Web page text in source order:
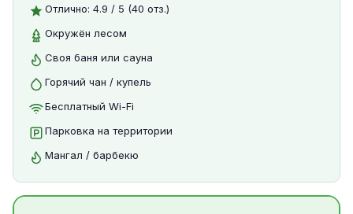
Отлично: 4.9 / 5 (40 отз.)
Окружён лесом
Своя баня или сауна
Горячий чан / купель
Бесплатный Wi-Fi
Парковка на территории
Мангал / барбекю